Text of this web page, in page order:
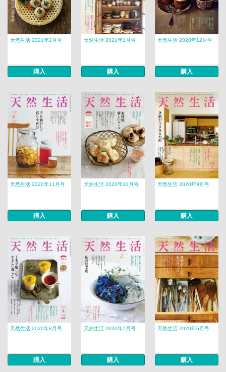
天然生活 2021年2月号
購入
天然生活 2021年1月号
購入
天然生活 2020年12月号
購入
天然生活 2020年11月号
購入
天然生活 2020年10月号
購入
天然生活 2020年9月号
購入
天然生活 2020年8月号
購入
天然生活 2020年7月号
購入
天然生活 2020年6月号
購入